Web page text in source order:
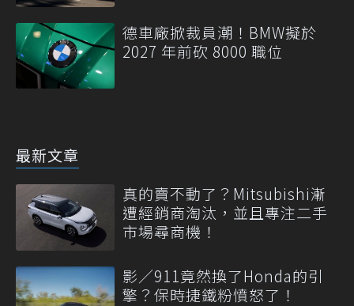
德車廠掀裁員潮！BMW擬於
2027 年前砍 8000 職位
最新文章
真的賣不動了？Mitsubishi漸
遭經銷商淘汰，並且專注二手
市場尋商機！
影／911竟然換了Honda的引
擎？保時捷鐵粉憤怒了！